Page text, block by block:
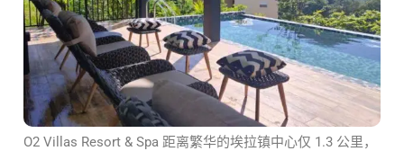
O2 Villas Resort & Spa 距离繁华的埃拉镇中心仅 1.3 公里，